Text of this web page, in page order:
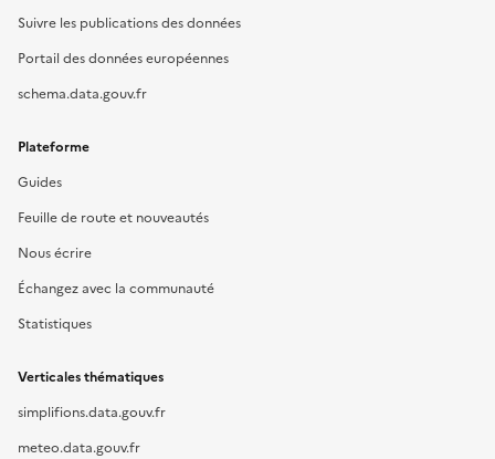
Suivre les publications des données
Portail des données européennes
schema.data.gouv.fr
Plateforme
Guides
Feuille de route et nouveautés
Nous écrire
Échangez avec la communauté
Statistiques
Verticales thématiques
simplifions.data.gouv.fr
meteo.data.gouv.fr